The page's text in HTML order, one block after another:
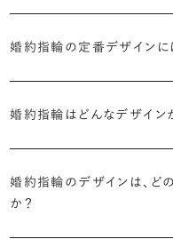
リング」は婚約指輪の別名です
Ring（エンゲージメントリング
婚約指輪の定番デザインに
リリアンスプラスでも不動の
婚約指輪はどんなデザイン
に留めた王道のデザイン「ソリ
婚約指輪のデザインは、ど
か？